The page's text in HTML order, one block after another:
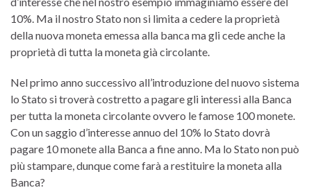
10%. Ma il nostro Stato non si limita a cedere la proprietà
della nuova moneta emessa alla banca ma gli cede anche la
proprietà di tutta la moneta già circolante.
Nel primo anno successivo all’introduzione del nuovo sistema
lo Stato si troverà costretto a pagare gli interessi alla Banca
per tutta la moneta circolante ovvero le famose 100 monete.
Con un saggio d’interesse annuo del 10% lo Stato dovrà
pagare 10 monete alla Banca a fine anno. Ma lo Stato non può
più stampare, dunque come farà a restituire la moneta alla
Banca?